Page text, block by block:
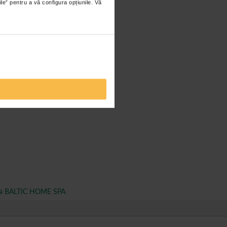
pentru a vă configura opțiunile. Vă
BALTIC HOME SPA